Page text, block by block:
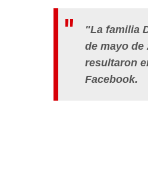
"La familia
de mayo de
resultaron
Facebook.